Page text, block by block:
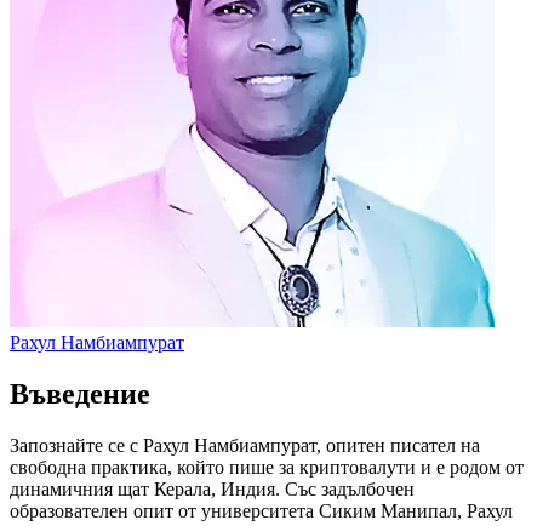
Рахул Намбиампурат
Въведение
Запознайте се с Рахул Намбиампурат, опитен писател на
свободна практика, който пише за криптовалути и е родом от
динамичния щат Керала, Индия. Със задълбочен
образователен опит от университета Сиким Манипал, Рахул